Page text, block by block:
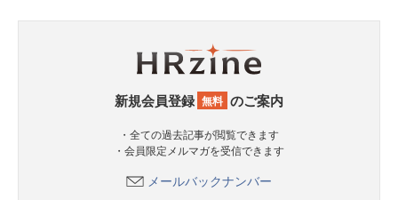
新規会員登録 無料 のご案内
・全ての過去記事が閲覧できます
・会員限定メルマガを受信できます
メールバックナンバー